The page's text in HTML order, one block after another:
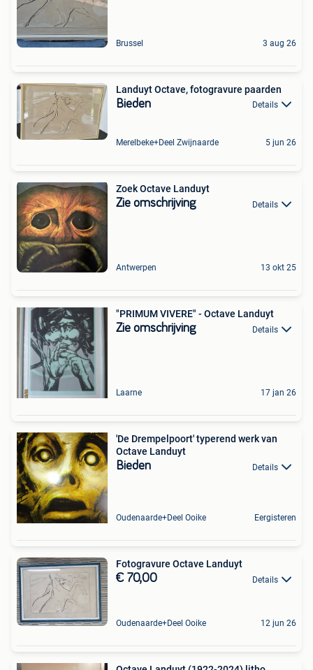
Brussel 3 aug 26
Landuyt Octave, fotogravure paarden
Bieden Details
Merelbeke+Deel Zwijnaarde 5 jun 26
Zoek Octave Landuyt
Zie omschrijving Details
Antwerpen 13 okt 25
"PRIMUM VIVERE" - Octave Landuyt
Zie omschrijving Details
Laarne 17 jan 26
'De Drempelpoort' typerend werk van
Octave Landuyt
Bieden Details
Oudenaarde+Deel Ooike Eergisteren
Fotogravure Octave Landuyt
€ 70,00 Details
Oudenaarde+Deel Ooike 12 jun 26